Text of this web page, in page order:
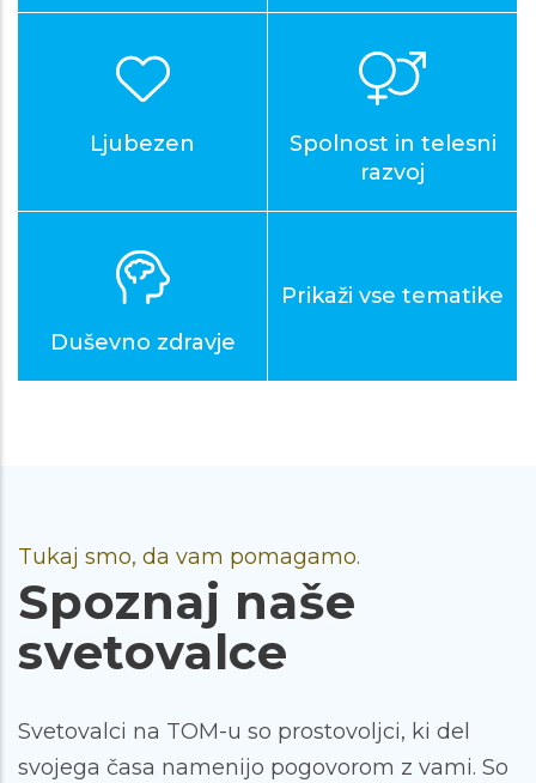
Ljubezen
Spolnost in telesni
razvoj
Duševno zdravje
Prikaži vse tematike
Tukaj smo, da vam pomagamo.
Spoznaj naše
svetovalce
Svetovalci na TOM-u so prostovoljci, ki del
svojega časa namenijo pogovorom z vami. So